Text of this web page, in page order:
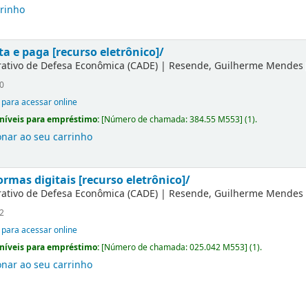
e paga [recurso eletrônico]/
de Defesa Econômica (CADE) | Resende, Guilherme Mendes
acessar online
para empréstimo: [Número de chamada:384.55 M553](1).
ao seu carrinho
digitais [recurso eletrônico]/
de Defesa Econômica (CADE) | Resende, Guilherme Mendes
acessar online
para empréstimo: [Número de chamada:025.042 M553](1).
ao seu carrinho